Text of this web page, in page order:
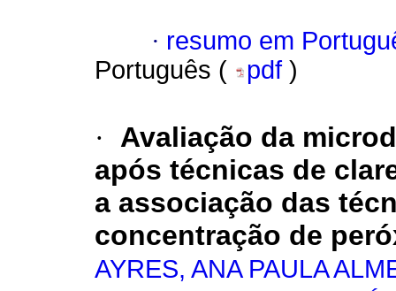
· resumo em
Português (
pdf )
·
Avaliação da
após técnicas de
a associação das
concentração de
AYRES, ANA PAULA